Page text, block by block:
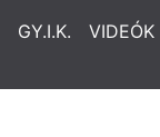
GY.I.K. VIDEÓK